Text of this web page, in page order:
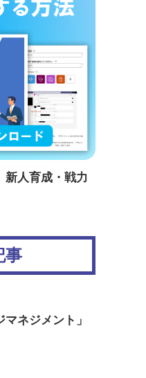
新人育成・戦力
事
ネジメント」